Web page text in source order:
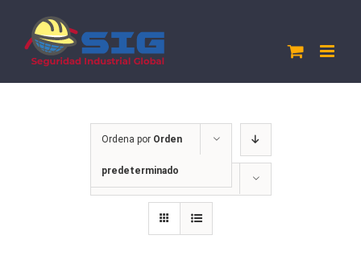
contenido
Ordena por Orden
predeterminado
Mostrar